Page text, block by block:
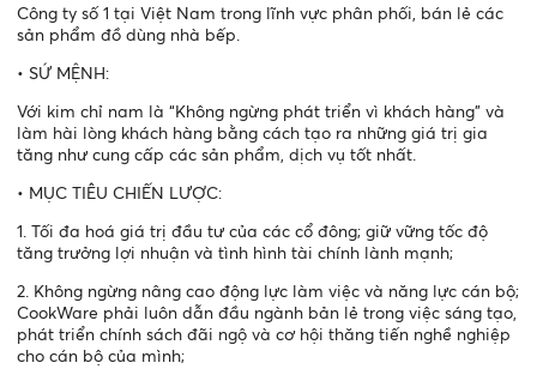
Công ty số 1 tại Việt Nam trong lĩnh vực phân phối, bán lẻ các
sản phẩm đồ dùng nhà bếp.
• SỨ MỆNH:
Với kim chỉ nam là “Không ngừng phát triển vì khách hàng” và
làm hài lòng khách hàng bằng cách tạo ra những giá trị gia
tăng như cung cấp các sản phẩm, dịch vụ tốt nhất.
• MỤC TIÊU CHIẾN LƯỢC:
1. Tối đa hoá giá trị đầu tư của các cổ đông; giữ vững tốc độ
tăng trưởng lợi nhuận và tình hình tài chính lành mạnh;
2. Không ngừng nâng cao động lực làm việc và năng lực cán bộ;
CookWare phải luôn dẫn đầu ngành bản lẻ trong việc sáng tạo,
phát triển chính sách đãi ngộ và cơ hội thăng tiến nghề nghiệp
cho cán bộ của mình;